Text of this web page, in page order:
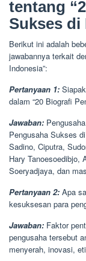
tentang
Sukses di
Berikut ini adalah
jawabannya terkait
Indonesia”:
Pertanyaan 1:
dalam “20 Biografi
Jawaban:
Pengusaha Sukses
Sadino, Ciputra,
Hary Tanoesoedibjo,
Soeryadjaya, dan
Pertanyaan 2: Apa
kesuksesan para
Jawaban: Faktor
pengusaha tersebut
menyerah, inovasi,